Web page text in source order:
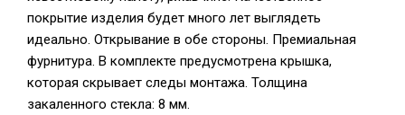
покрытие изделия будет много лет выглядеть
идеально. Открывание в обе стороны. Премиальная
фурнитура. В комплекте предусмотрена крышка,
которая скрывает следы монтажа. Толщина
закаленного стекла: 8 мм.